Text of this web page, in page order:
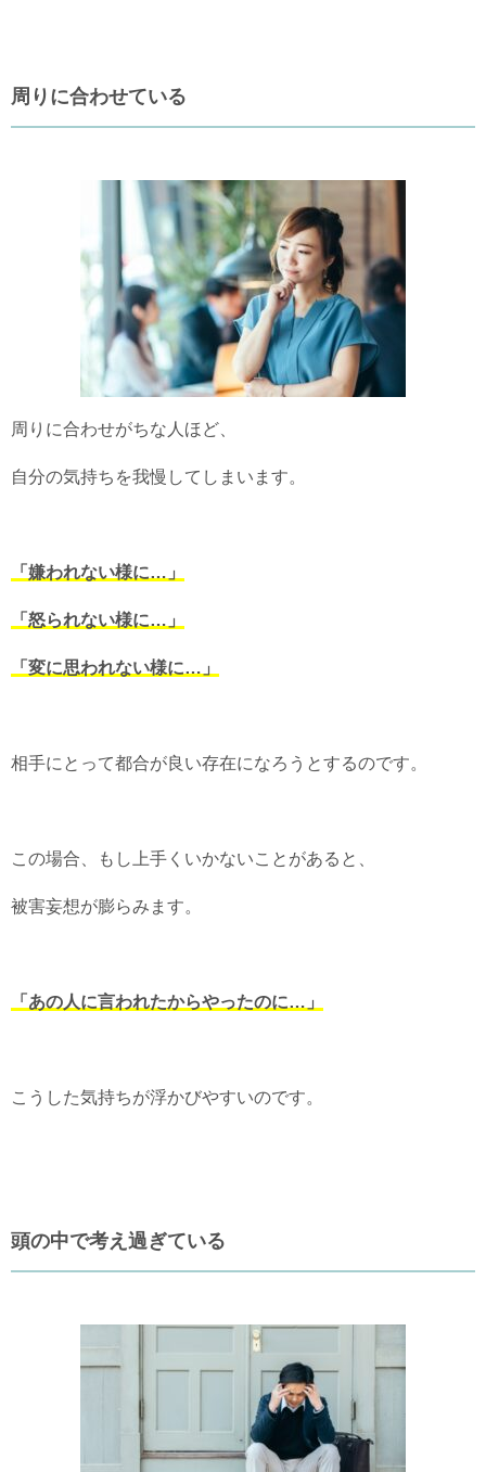
周りに合わせている
周りに合わせがちな人ほど、
自分の気持ちを我慢してしまいます。
「嫌われない様に…」
「怒られない様に…」
「変に思われない様に…」
相手にとって都合が良い存在になろうとするのです。
この場合、もし上手くいかないことがあると、
被害妄想が膨らみます。
「あの人に言われたからやったのに…」
こうした気持ちが浮かびやすいのです。
頭の中で考え過ぎている